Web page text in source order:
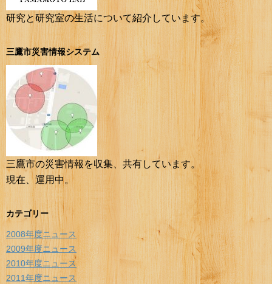
研究と研究室の生活について紹介しています。
三鷹市災害情報システム
三鷹市の災害情報を収集、共有しています。
現在、運用中。
カテゴリー
2008年度ニュース
2009年度ニュース
2010年度ニュース
2011年度ニュース